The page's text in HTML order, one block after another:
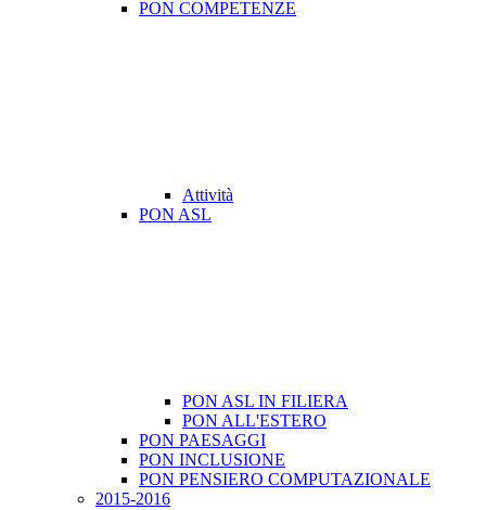
PON COMPETENZE
Attività
PON ASL
PON ASL IN FILIERA
PON ALL'ESTERO
PON PAESAGGI
PON INCLUSIONE
PON PENSIERO COMPUTAZIONALE
2015-2016